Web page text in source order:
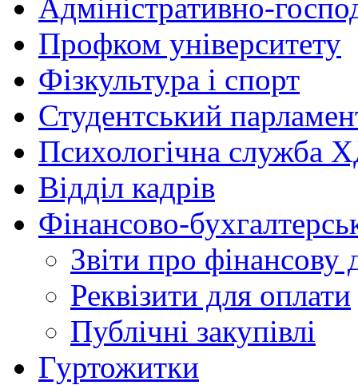
Адміністративно-
Профком університету
Фізкультура і спорт
Студентський
Психологічна служба
Відділ кадрів
Фінансово-
Звіти про фінансову
Реквізити для оплати
Публічні закупівлі
Гуртожитки